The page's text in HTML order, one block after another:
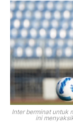
Inter berminat untuk
ini